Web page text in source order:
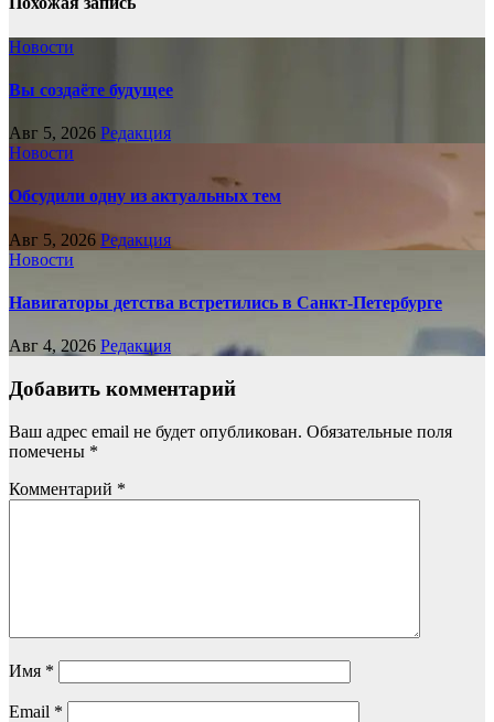
Новости
Вы создаёте будущее
Авг 5, 2026 Редакция
Новости
Обсудили одну из актуальных тем
Авг 5, 2026 Редакция
Новости
Навигаторы детства встретились в Санкт-Петербурге
Авг 4, 2026 Редакция
Добавить комментарий
Ваш адрес email не будет опубликован. Обязательные поля
помечены *
Комментарий *
Имя *
Email *